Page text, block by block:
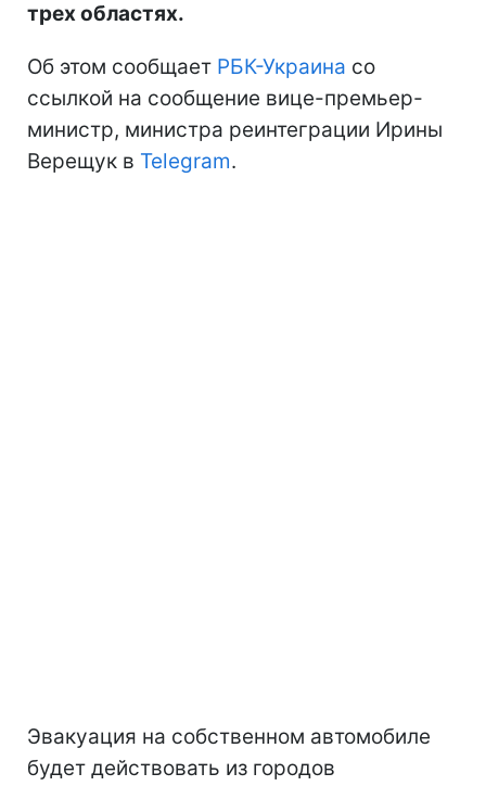
трех областях.
Об этом сообщает РБК-Украина со
ссылкой на сообщение вице-премьер-
министр, министра реинтеграции Ирины
Верещук в Telegram.
Эвакуация на собственном автомобиле
будет действовать из городов